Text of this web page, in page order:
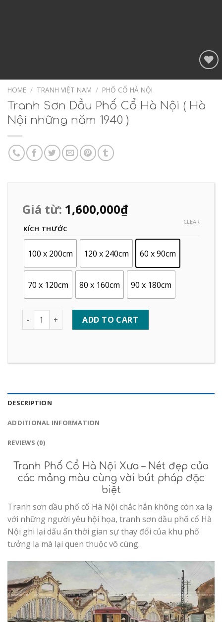
Add to
HOME / TRANH VIỆT NAM / PHỐ CỔ HÀ NỘI
Tranh Sơn Dầu Phố Cổ Hà Nội ( Hà
Nội những năm 1940 )
Giá từ: 1,600,000₫
KÍCH THƯỚC
100 x 200cm 120 x 240cm 60 x 90cm
70 x 120cm 80 x 160cm 90 x 180cm
CLEAR
Quantity ADD TO CART
DESCRIPTION
ADDITIONAL INFORMATION
REVIEWS (0)
Tranh Phố Cổ Hà Nội Xưa – Nét đẹp của
các mảng màu cùng vời bút pháp đặc
biệt
Tranh sơn dầu phố cổ Hà Nội chắc hẳn không còn xa lạ
với những người yêu hội họa, tranh sơn dầu phố cổ Hà
Nội ghi lại dấu ấn thời gian sự thay đổi của khu phố
tưởng lạ mà lại quen thuộc vô cùng.